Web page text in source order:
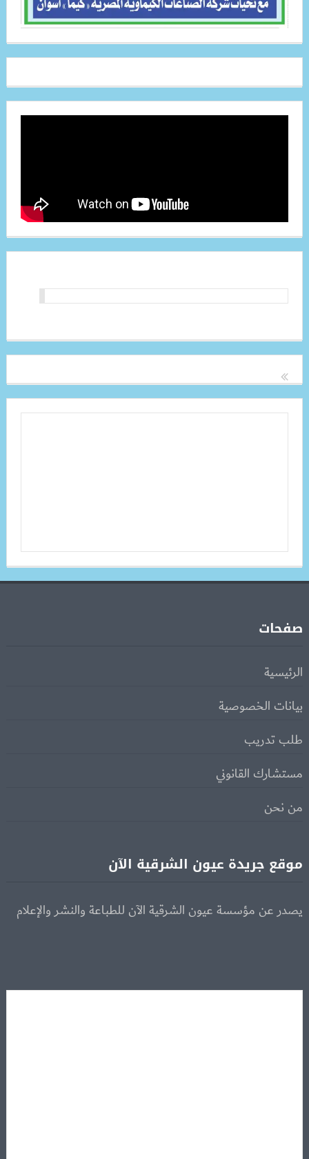
صفحات
الرئيسية
بيانات الخصوصية
طلب تدريب
مستشارك القانوني
من نحن
موقع جريدة عيون الشرقية الآن
يصدر عن مؤسسة عيون الشرقية الآن للطباعة والنشر والإعلام